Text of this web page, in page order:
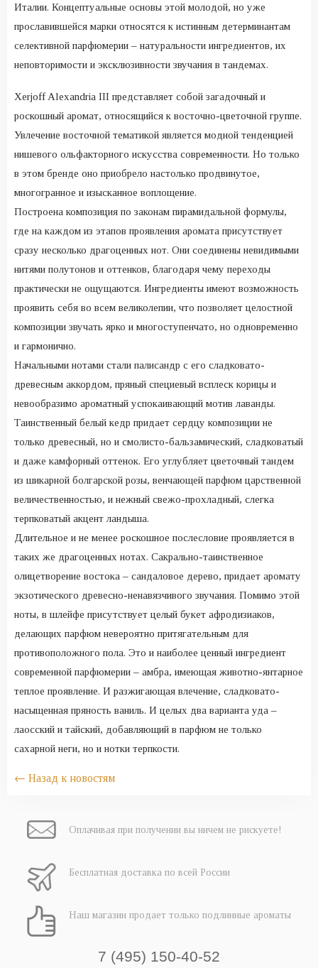
Италии. Концептуальные основы этой молодой, но уже
прославившейся марки относятся к истинным детерминантам
селективной парфюмерии – натуральности ингредиентов, их
неповторимости и эксклюзивности звучания в тандемах.
Xerjoff Alexandria III представляет собой загадочный и
роскошный аромат, относящийся к восточно-цветочной группе.
Увлечение восточной тематикой является модной тенденцией
нишевого ольфакторного искусства современности. Но только
в этом бренде оно приобрело настолько продвинутое,
многогранное и изысканное воплощение.
Построена композиция по законам пирамидальной формулы,
где на каждом из этапов проявления аромата присутствует
сразу несколько драгоценных нот. Они соединены невидимыми
нитями полутонов и оттенков, благодаря чему переходы
практически не ощущаются. Ингредиенты имеют возможность
проявить себя во всем великолепии, что позволяет целостной
композиции звучать ярко и многоступенчато, но одновременно
и гармонично.
Начальными нотами стали палисандр с его сладковато-
древесным аккордом, пряный специевый всплеск корицы и
невообразимо ароматный успокаивающий мотив лаванды.
Таинственный белый кедр придает сердцу композиции не
только древесный, но и смолисто-бальзамический, сладковатый
и даже камфорный оттенок. Его углубляет цветочный тандем
из шикарной болгарской розы, венчающей парфюм царственной
величественностью, и нежный свежо-прохладный, слегка
терпковатый акцент ландыша.
Длительное и не менее роскошное послесловие проявляется в
таких же драгоценных нотах. Сакрально-таинственное
олицетворение востока – сандаловое дерево, придает аромату
экзотического древесно-ненавязчивого звучания. Помимо этой
ноты, в шлейфе присутствует целый букет афродизиаков,
делающих парфюм невероятно притягательным для
противоположного пола. Это и наиболее ценный ингредиент
современной парфюмерии – амбра, имеющая животно-янтарное
теплое проявление. И разжигающая влечение, сладковато-
насыщенная пряность ваниль. И целых два варианта уда –
лаосский и тайский, добавляющий в парфюм не только
сахарной неги, но и нотки терпкости.
← Назад к новостям
Оплачивая при получении вы ничем не рискуете!
Бесплатная доставка по всей России
Наш магазин продает только подлинные ароматы
7 (495) 150-40-52